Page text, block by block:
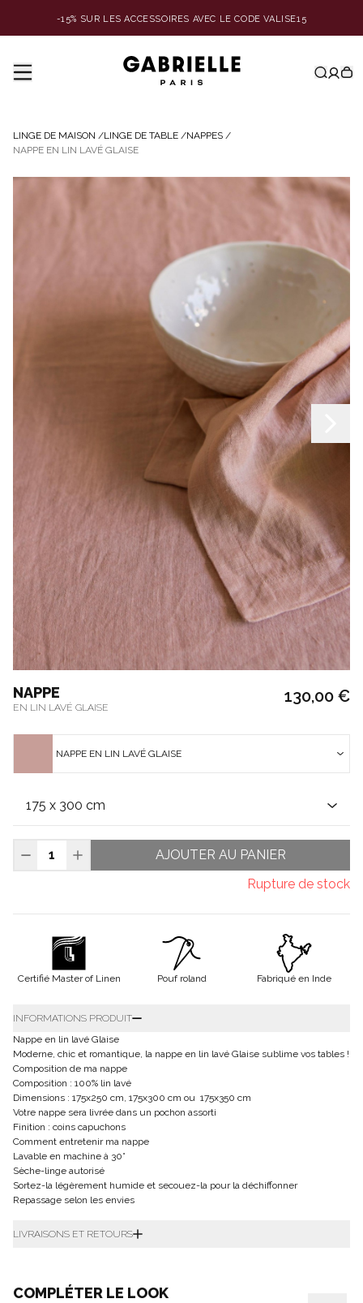
-15% SUR LES ACCESSOIRES AVEC LE CODE VALISE15
LINGE DE MAISON /LINGE DE TABLE /NAPPES /
NAPPE EN LIN LAVÉ GLAISE
NAPPE
EN LIN LAVÉ GLAISE
130,00 €
NAPPE EN LIN LAVÉ GLAISE
AJOUTER AU PANIER
Rupture de stock
Certifié Master of Linen Pouf roland Fabriqué en Inde
INFORMATIONS PRODUIT
Nappe en lin lavé Glaise
Moderne, chic et romantique, la nappe en lin lavé Glaise sublime vos tables !
Composition de ma nappe
Composition : 100% lin lavé
Dimensions : 175x250 cm, 175x300 cm ou 175x350 cm
Votre nappe sera livrée dans un pochon assorti
Finition : coins capuchons
Comment entretenir ma nappe
Lavable en machine à 30°
Sèche-linge autorisé
Sortez-la légèrement humide et secouez-la pour la déchiffonner
Repassage selon les envies
LIVRAISONS ET RETOURS
COMPLÉTER LE LOOK